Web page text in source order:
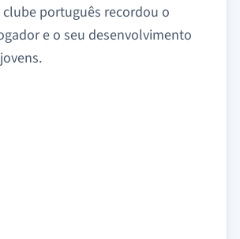
clube português recordou o
e o seu desenvolvimento